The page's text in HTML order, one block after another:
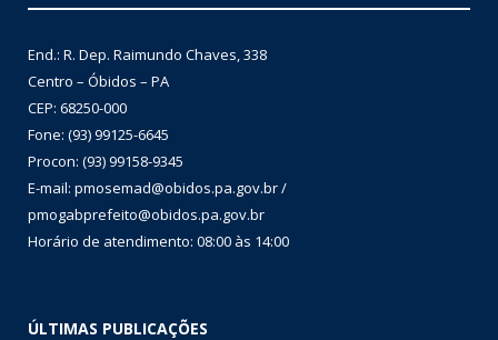
End.: R. Dep. Raimundo Chaves, 338
Centro – Óbidos – PA
CEP: 68250-000
Fone: (93) 99125-6645
Procon: (93) 99158-9345
E-mail: pmosemad@obidos.pa.gov.br /
pmogabprefeito@obidos.pa.gov.br
Horário de atendimento: 08:00 às 14:00
ÚLTIMAS PUBLICAÇÕES